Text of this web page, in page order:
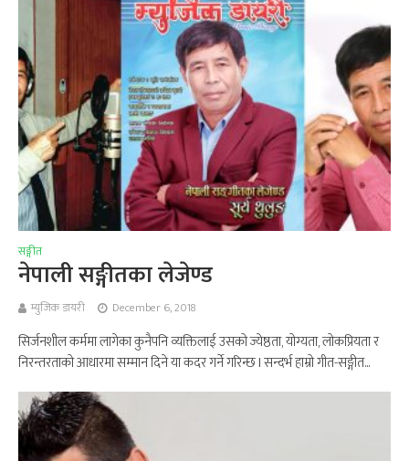
सङ्गीत
नेपाली सङ्गीतका लेजेण्ड
म्युजिक डायरी December 6, 2018
सिर्जनशील कर्ममा लागेका कुनैपनि व्यक्तिलाई उसको ज्येष्ठता, योग्यता, लोकप्रियता र
निरन्तरताको आधारमा सम्मान दिने या कदर गर्ने गरिन्छ l सन्दर्भ हाम्रो गीत-सङ्गीत...